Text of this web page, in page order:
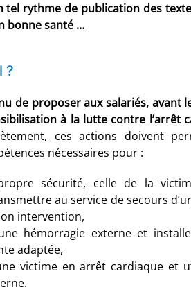
tel rythme de publication des
bonne santé …
?
de proposer aux salariés, avant
à la lutte contre l’arrêt
ces actions doivent
nécessaires pour :
sécurité, celle de la
au service de secours
intervention,
hémorragie externe et
adaptée,
victime en arrêt cardiaque et